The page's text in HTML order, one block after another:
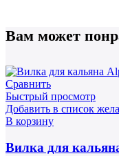
Вам может
Сравнить
Быстрый просмотр
Добавить в список
В корзину
Вилка для